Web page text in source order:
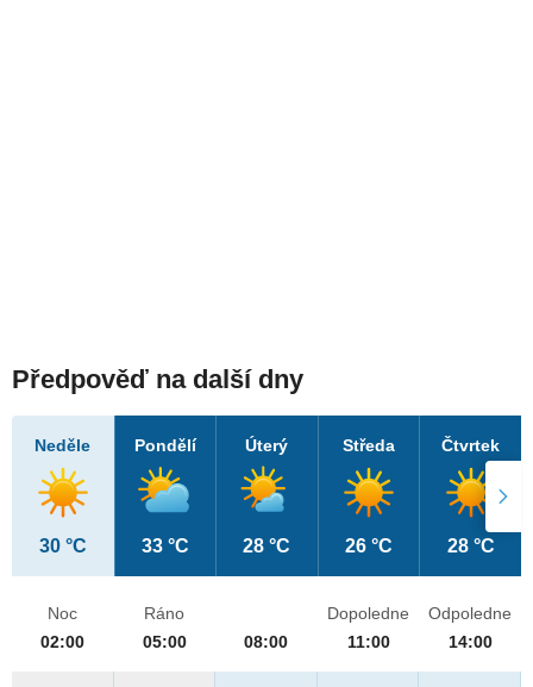
Předpověď na další dny
Neděle
30 °C
Pondělí
33 °C
Úterý
28 °C
Středa
26 °C
Čtvrtek
28 °C
Noc
02:00
Ráno
05:00
08:00
Dopoledne
11:00
Odpoledne
14:00